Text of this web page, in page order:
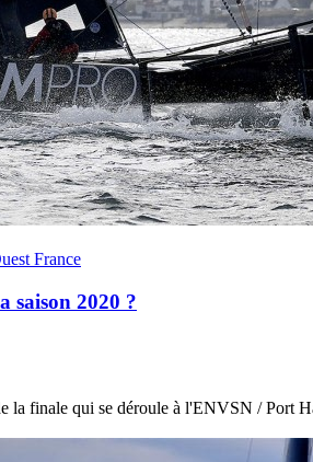
France
saison 2020 ?
la finale qui se déroule à l'ENVSN / Port